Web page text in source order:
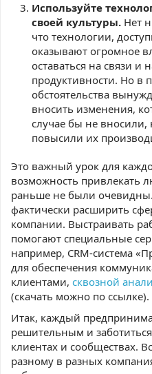
Используйте
своей культуры. Нет
что технологии,
оказывают огромное
оставаться на связи и
продуктивности. Но в
обстоятельства
вносить изменения,
случае бы не вносили,
повысили их
Это важный урок для
возможность привлекать
раньше не были
фактически расширить
компании. Выстраивать
помогают специальные
например, CRM-система
для обеспечения
клиентами, сквозной
(скачать можно по ссылке).
Итак, каждый
решительным и
клиентах и сообществах.
разному в разных